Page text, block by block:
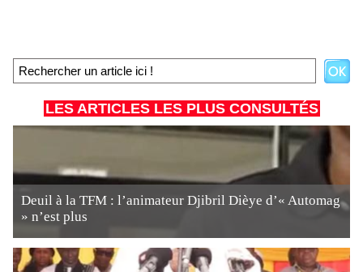
LES ARTICLES LES PLUS CONSULTÉS
Deuil à la TFM : l’animateur Djibril Dièye d’« Automag
» n’est plus